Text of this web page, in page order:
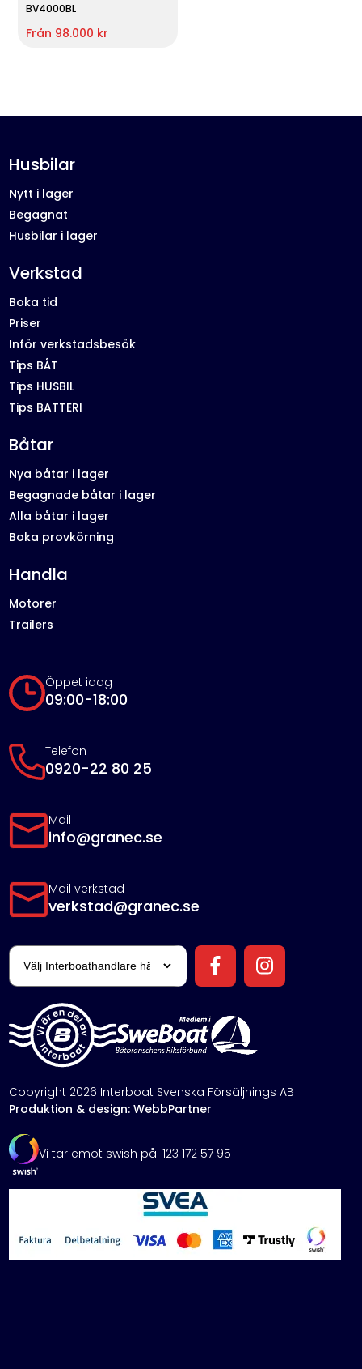
BV4000BL
Från 98.000 kr
Öppet idag
09:00-18:00
Telefon
0920-22 80 25
Mail
info@granec.se
Mail verkstad
verkstad@granec.se
Husbilar
Nytt i lager
Begagnat
Husbilar i lager
Verkstad
Boka tid
Priser
Inför verkstadsbesök
Tips BÅT
Tips HUSBIL
Tips BATTERI
Båtar
Nya båtar i lager
Begagnade båtar i lager
Alla båtar i lager
Boka provkörning
Handla
Motorer
Trailers
Copyright 2026 Interboat Svenska Försäljnings AB
Produktion & design: WebbPartner
Vi tar emot swish på: 123 172 57 95